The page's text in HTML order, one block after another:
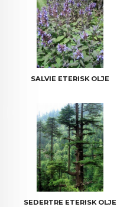
SALVIE ETERISK OLJE
SEDERTRE ETERISK OLJE